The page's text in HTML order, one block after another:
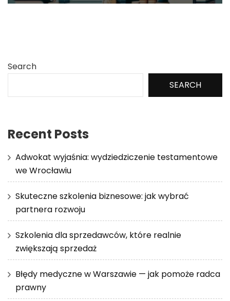
Search
SEARCH
Recent Posts
Adwokat wyjaśnia: wydziedziczenie testamentowe
we Wrocławiu
Skuteczne szkolenia biznesowe: jak wybrać
partnera rozwoju
Szkolenia dla sprzedawców, które realnie
zwiększają sprzedaż
Błędy medyczne w Warszawie — jak pomoże radca
prawny